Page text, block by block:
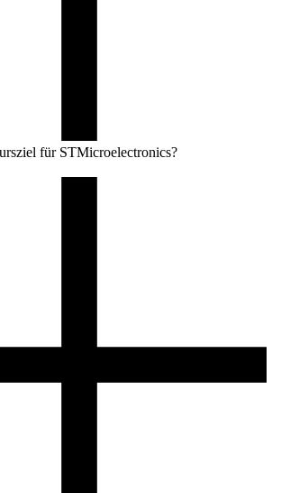
für STMicroelectronics?